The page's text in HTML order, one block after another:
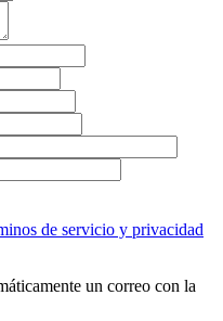
de servicio y privacidad
un correo con la